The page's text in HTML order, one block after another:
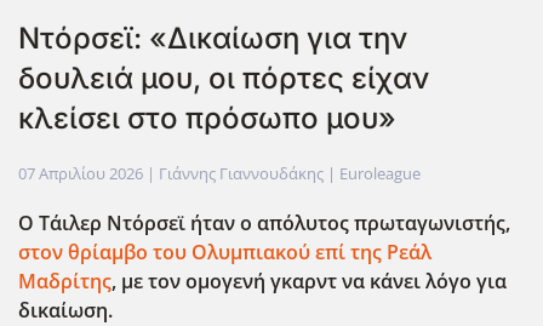
Ντόρσεϊ: «Δικαίωση για την
δουλειά μου, οι πόρτες είχαν
κλείσει στο πρόσωπο μου»
07 Απριλίου 2026 | Γιάννης Γιαννουδάκης | Euroleague
Ο Τάιλερ Ντόρσεϊ ήταν ο απόλυτος πρωταγωνιστής,
στον θρίαμβο του Ολυμπιακού επί της Ρεάλ
Μαδρίτης, με τον ομογενή γκαρντ να κάνει λόγο για
δικαίωση.